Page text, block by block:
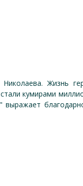
Жизнь
кумирами
выражает